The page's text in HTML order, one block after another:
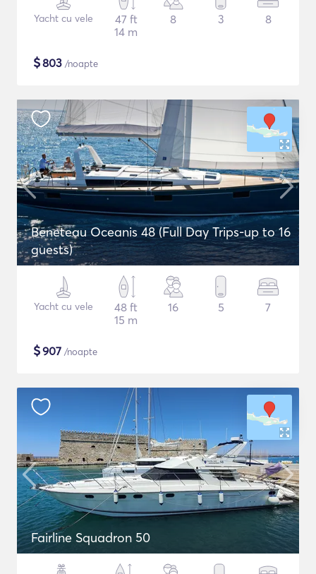
Yacht cu vele
47 ft
14 m
8 3 8
$803 /noapte
Beneteau Oceanis 48 (Full Day Trips-up to 16
guests)
Yacht cu vele
48 ft
15 m
16 5 7
$907 /noapte
Fairline Squadron 50